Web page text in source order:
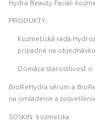
Hydra Beauty Facial-
PRODUKTY:
Kozmetická rada
prípadne na objednávku.
Domáca starostlivosť o
BioReHydra sérum a
na omladenie a
SOSKIN kozmetika